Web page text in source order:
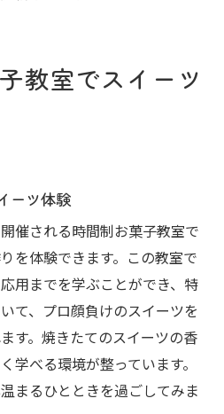
教室でスイーツ
ーツ体験
催される時間制お菓子教室で
を体験できます。この教室で
用までを学ぶことができ、特
て、プロ顔負けのスイーツを
す。焼きたてのスイーツの香
学べる環境が整っています。
まるひとときを過ごしてみま